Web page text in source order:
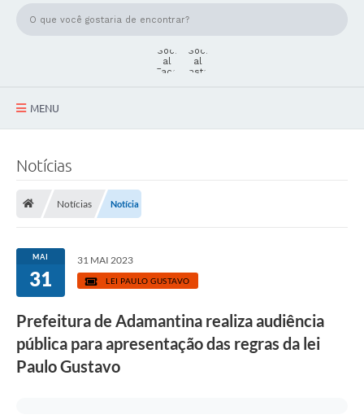
MENU
Legislação
Transparência
Cadastros Culturais
Lei Paulo Gustavo
Notícias
Notícias Notícia
MAI
31
31 MAI 2023
LEI PAULO GUSTAVO
Prefeitura de Adamantina realiza audiência
pública para apresentação das regras da lei
Paulo Gustavo